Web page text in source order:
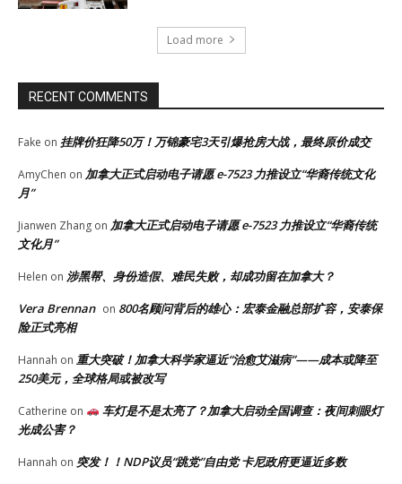
Load more
RECENT COMMENTS
Fake on 挂牌价狂降50万！万锦豪宅3天引爆抢房大战，最终原价成交
AmyChen on 加拿大正式启动电子请愿 e-7523 力推设立“华裔传统文化
月”
Jianwen Zhang on 加拿大正式启动电子请愿 e-7523 力推设立“华裔传统
文化月”
Helen on 涉黑帮、身份造假、难民失败，却成功留在加拿大？
Vera Brennan on 800名顾问背后的雄心：宏泰金融总部扩容，安泰保
险正式亮相
Hannah on 重大突破！加拿大科学家逼近“治愈艾滋病”——成本或降至
250美元，全球格局或被改写
Catherine on
车灯是不是太亮了？加拿大启动全国调查：夜间刺眼灯
光成公害？
Hannah on 突发！！NDP议员“跳党”自由党 卡尼政府更逼近多数